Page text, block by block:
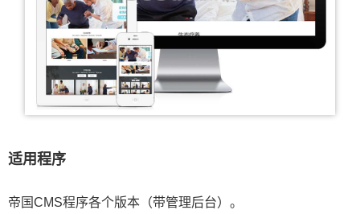
适用程序
帝国CMS程序各个版本（带管理后台）。